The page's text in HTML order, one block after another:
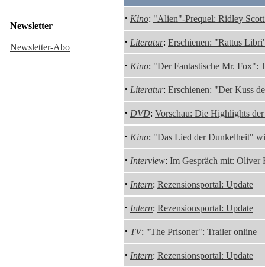
Newsletter
Newsletter-Abo
· Kino: "Alien"-Prequel: Ridley
· Literatur: Erschienen: "Rattus
· Kino: "Der Fantastische Mr. Fox":
· Literatur: Erschienen: "Der Kuss
· DVD: Vorschau: Die Highlights
· Kino: "Das Lied der Dunkelheit"
· Interview: Im Gespräch mit: Oliver
· Intern: Rezensionsportal: Update
· Intern: Rezensionsportal: Update
· TV: "The Prisoner": Trailer online
· Intern: Rezensionsportal: Update